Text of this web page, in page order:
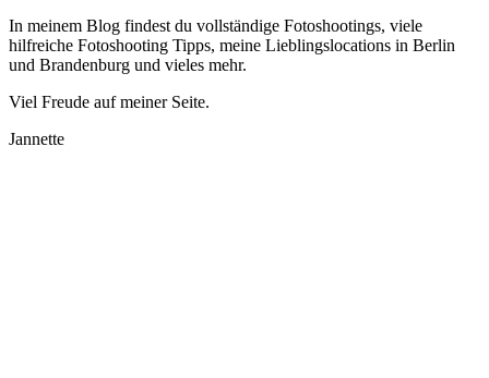
In meinem Blog findest du vollständige Fotoshootings, viele
hilfreiche Fotoshooting Tipps, meine Lieblingslocations in Berlin
und Brandenburg und vieles mehr.
Viel Freude auf meiner Seite.
Jannette